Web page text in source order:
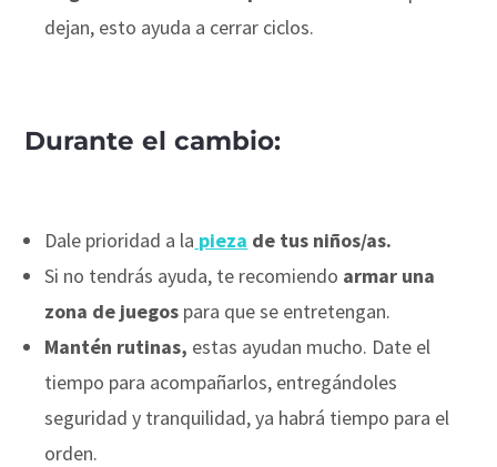
dejan, esto ayuda a cerrar ciclos.
Durante el cambio:
Dale prioridad a la pieza de tus niños/as.
Si no tendrás ayuda, te recomiendo armar una
zona de juegos para que se entretengan.
Mantén rutinas, estas ayudan mucho. Date el
tiempo para acompañarlos, entregándoles
seguridad y tranquilidad, ya habrá tiempo para el
orden.